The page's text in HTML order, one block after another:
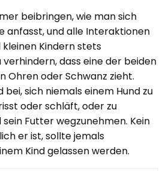
beibringen, wie man sich
anfasst, und alle Interaktionen
kleinen Kindern stets
dass eine der beiden
Ohren oder Schwanz zieht.
bei, sich niemals einem Hund zu
oder schläft, oder zu
Futter wegzunehmen. Kein
er ist, sollte jemals
Kind gelassen werden.